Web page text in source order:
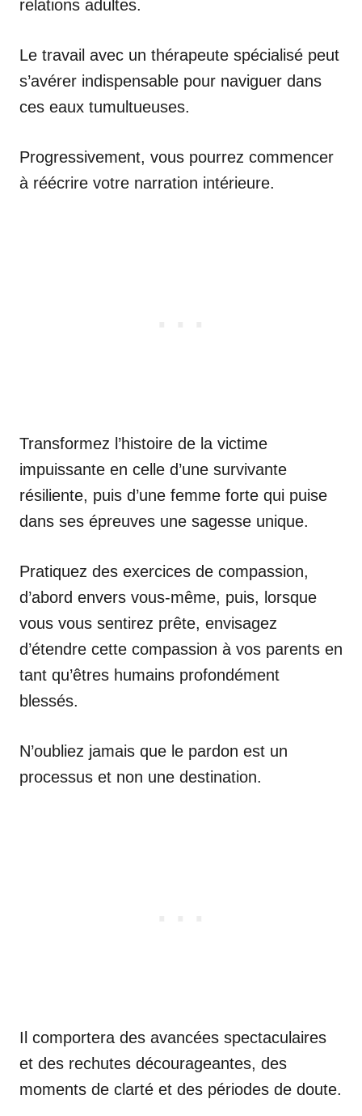
relations adultes.
Le travail avec un thérapeute spécialisé peut
s’avérer indispensable pour naviguer dans
ces eaux tumultueuses.
Progressivement, vous pourrez commencer
à réécrire votre narration intérieure.
Transformez l’histoire de la victime
impuissante en celle d’une survivante
résiliente, puis d’une femme forte qui puise
dans ses épreuves une sagesse unique.
Pratiquez des exercices de compassion,
d’abord envers vous-même, puis, lorsque
vous vous sentirez prête, envisagez
d’étendre cette compassion à vos parents en
tant qu’êtres humains profondément
blessés.
N’oubliez jamais que le pardon est un
processus et non une destination.
Il comportera des avancées spectaculaires
et des rechutes décourageantes, des
moments de clarté et des périodes de doute.